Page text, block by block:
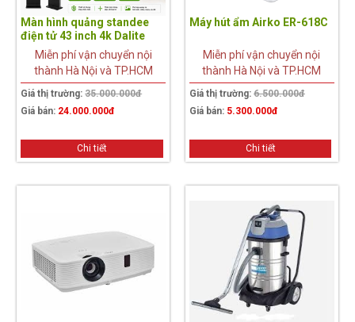
Màn hình quảng standee
điện tử 43 inch 4k Dalite
A43IR-S
Miễn phí vận chuyển nội
thành Hà Nội và TP.HCM
Giá thị trường:35.000.000đ
Giá bán: 24.000.000đ
Chi tiết
Máy hút ẩm Airko ER-618C
Miễn phí vận chuyển nội
thành Hà Nội và TP.HCM
Giá thị trường: 6.500.000đ
Giá bán: 5.300.000đ
Chi tiết